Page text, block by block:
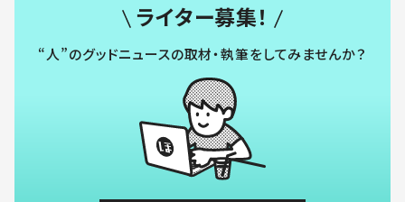
ライター募集！
“人”のグッドニュースの取材・執筆をしてみませんか？